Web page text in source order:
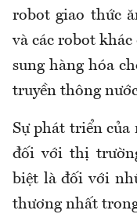
robot giao thức
và các robot
sung hàng hóa
truyền thông
Sự phát triển
đối với thị
biệt là đối với
thương nhất